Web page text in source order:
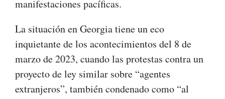
manifestaciones pacíficas.
La situación en Georgia tiene un eco
inquietante de los acontecimientos del 8 de
marzo de 2023, cuando las protestas contra un
proyecto de ley similar sobre “agentes
extranjeros”, también condenado como “al